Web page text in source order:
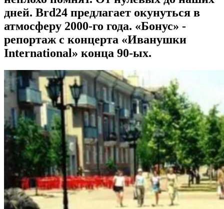
дней. Brd24 предлагает окунуться в
атмосферу 2000-го года. «Бонус» -
репортаж с концерта «Иванушки
International» конца 90-ых.